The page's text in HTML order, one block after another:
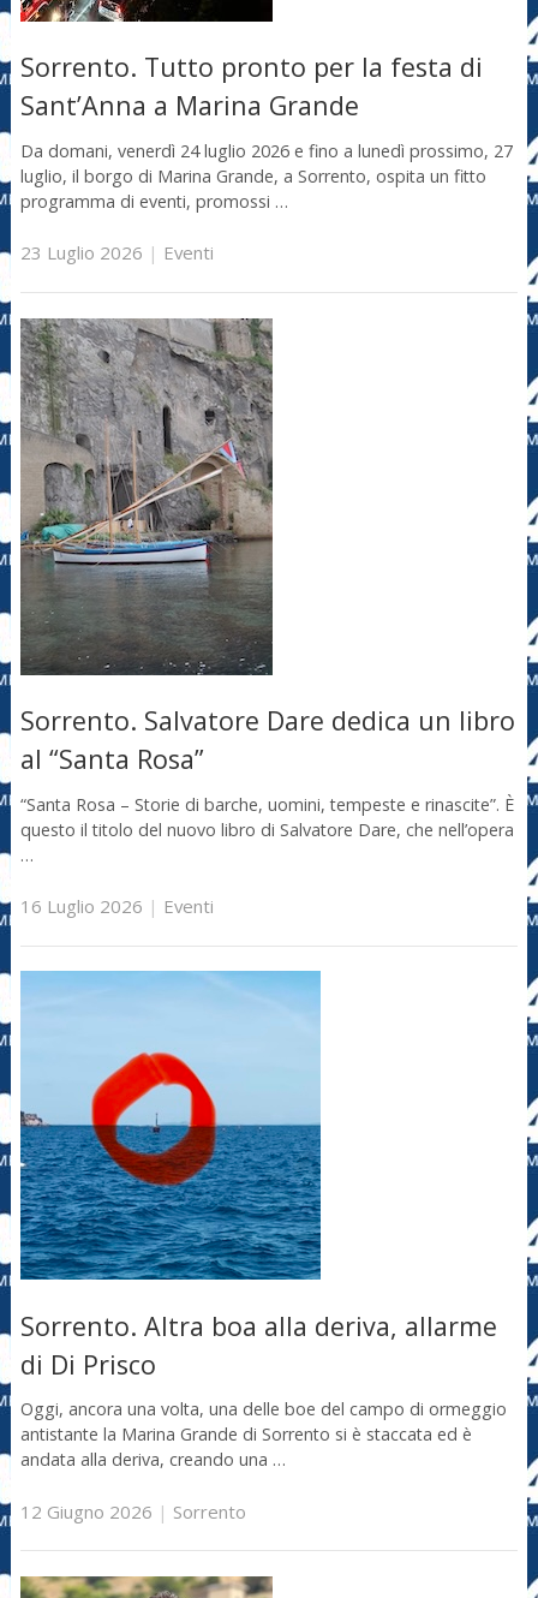
Sorrento. Tutto pronto per la festa di
Sant’Anna a Marina Grande
Da domani, venerdì 24 luglio 2026 e fino a lunedì prossimo, 27
luglio, il borgo di Marina Grande, a Sorrento, ospita un fitto
programma di eventi, promossi …
23 Luglio 2026 | Eventi
Sorrento. Salvatore Dare dedica un libro
al “Santa Rosa”
“Santa Rosa – Storie di barche, uomini, tempeste e rinascite”. È
questo il titolo del nuovo libro di Salvatore Dare, che nell’opera
…
16 Luglio 2026 | Eventi
Sorrento. Altra boa alla deriva, allarme
di Di Prisco
Oggi, ancora una volta, una delle boe del campo di ormeggio
antistante la Marina Grande di Sorrento si è staccata ed è
andata alla deriva, creando una …
12 Giugno 2026 | Sorrento